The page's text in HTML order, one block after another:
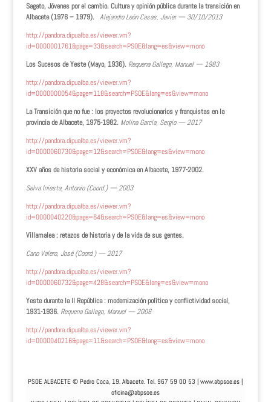
Sagato, Jóvenes por el cambio. Cultura y opinión pública durante la transición en
Albacete (1976 – 1979). Alejandro León Casas, Javier — 30/10/2013
http://pandora.dipualba.es/viewer.vm?
id=0000001761&page=33&search=PSOE&lang=es&view=mono
Los Sucesos de Yeste (Mayo, 1936). Requena Gallego, Manuel — 1983
http://pandora.dipualba.es/viewer.vm?
id=0000000054&page=118&search=PSOE&lang=es&view=mono
La Transición que no fue : los proyectos revolucionarios y franquistas en la
provincia de Albacete, 1975-1982. Molina García, Sergio — 2017
http://pandora.dipualba.es/viewer.vm?
id=0000060730&page=12&search=PSOE&lang=es&view=mono
XXV años de historia social y económica en Albacete, 1977-2002.
Selva Iniesta, Antonio (Coord.) — 2003
http://pandora.dipualba.es/viewer.vm?
id=0000040220&page=64&search=PSOE&lang=es&view=mono
Villamalea : retazos de historia y de la vida de sus gentes.
Cano Valero, José (Coord.) — 2017
http://pandora.dipualba.es/viewer.vm?
id=0000060732&page=428&search=PSOE&lang=es&view=mono
Yeste durante la II República : modernización política y conflictividad social,
1931-1936. Requena Gallego, Manuel — 2006
http://pandora.dipualba.es/viewer.vm?
id=0000040216&page=11&search=PSOE&lang=es&view=mono
PSOE ALBACETE © Pedro Coca, 19. Albacete. Tel. 967 59 00 53 |www.abpsoe.es |
oficina@abpsoe.es